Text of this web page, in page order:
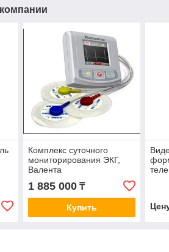
Комплекс суточного
мониторирования ЭКГ,
Валента
1 885 000₸
Купить